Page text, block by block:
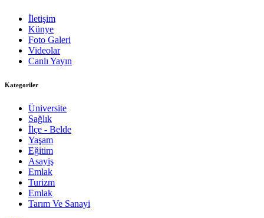
İletişim
Künye
Foto Galeri
Videolar
Canlı Yayın
Kategoriler
Üniversite
Sağlık
İlçe - Belde
Yaşam
Eğitim
Asayiş
Emlak
Turizm
Emlak
Tarım Ve Sanayi